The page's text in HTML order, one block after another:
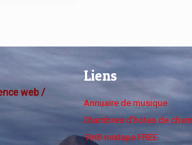
web /
Liens
Annuaire de musique
Chambres d'hotes de
RnB mixtape FREE